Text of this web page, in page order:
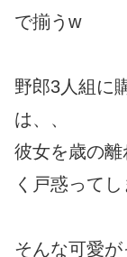
で揃うw
野郎3人組に
は、、
彼女を歳の
く戸惑ってし
そんな可愛